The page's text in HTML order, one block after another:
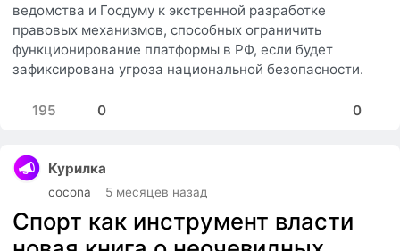
ведомства и Госдуму к экстренной разработке
правовых механизмов, способных ограничить
функционирование платформы в РФ, если будет
зафиксирована угроза национальной безопасности.
0
195 0
Курилка
cocona 5 месяцев назад
Спорт как инструмент власти